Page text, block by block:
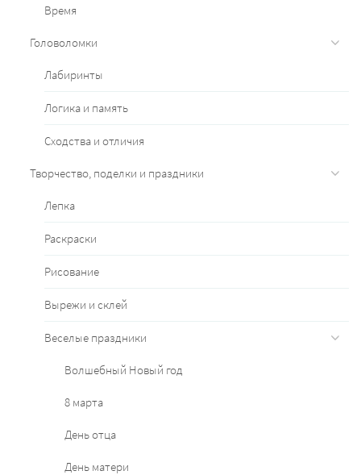
Время
Головоломки
Лабиринты
Логика и память
Сходства и отличия
Творчество, поделки и праздники
Лепка
Раскраски
Рисование
Вырежи и склей
Веселые праздники
Волшебный Новый год
8 марта
День отца
День матери